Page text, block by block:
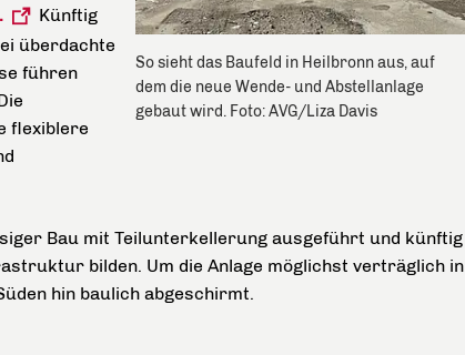
So sieht das Baufeld in Heilbronn aus, auf
dem die neue Wende- und Abstellanlage
gebaut wird. Foto: AVG/Liza Davis
Künftig
überdachte
führen
flexiblere
Bau mit Teilunterkellerung ausgeführt und künftig
bilden. Um die Anlage möglichst verträglich in
hin baulich abgeschirmt.